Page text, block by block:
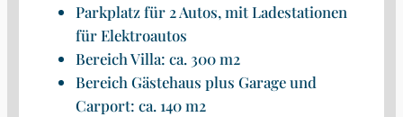
Parkplatz für 2 Autos, mit Ladestationen
für Elektroautos
Bereich Villa: ca. 300 m2
Bereich Gästehaus plus Garage und
Carport: ca. 140 m2